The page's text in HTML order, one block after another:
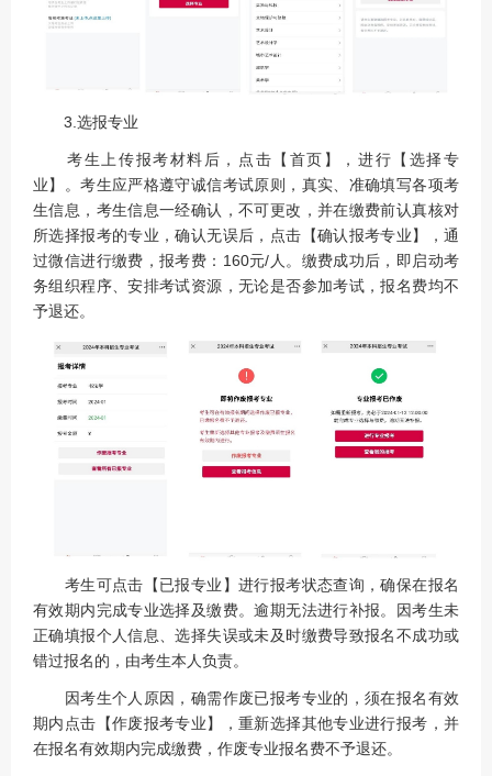
3.选报专业
考生上传报考材料后，点击【首页】，进行【选择专
业】。考生应严格遵守诚信考试原则，真实、准确填写各项考
生信息，考生信息一经确认，不可更改，并在缴费前认真核对
所选择报考的专业，确认无误后，点击【确认报考专业】，通
过微信进行缴费，报考费：160元/人。缴费成功后，即启动考
务组织程序、安排考试资源，无论是否参加考试，报名费均不
予退还。
考生可点击【已报专业】进行报考状态查询，确保在报名
有效期内完成专业选择及缴费。逾期无法进行补报。因考生未
正确填报个人信息、选择失误或未及时缴费导致报名不成功或
错过报名的，由考生本人负责。
因考生个人原因，确需作废已报考专业的，须在报名有效
期内点击【作废报考专业】，重新选择其他专业进行报考，并
在报名有效期内完成缴费，作废专业报名费不予退还。